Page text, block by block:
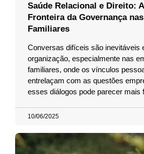
Saúde Relacional e Direito:
Fronteira da Governança
Familiares
Conversas difíceis são inevitáveis
organização, especialmente nas
familiares, onde os vínculos
entrelaçam com as questões
esses diálogos pode parecer mais
10/06/2025